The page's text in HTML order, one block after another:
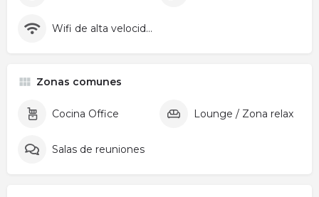
Wifi de alta velocidad
Zonas comunes
Cocina Office Lounge / Zona relax
Salas de reuniones